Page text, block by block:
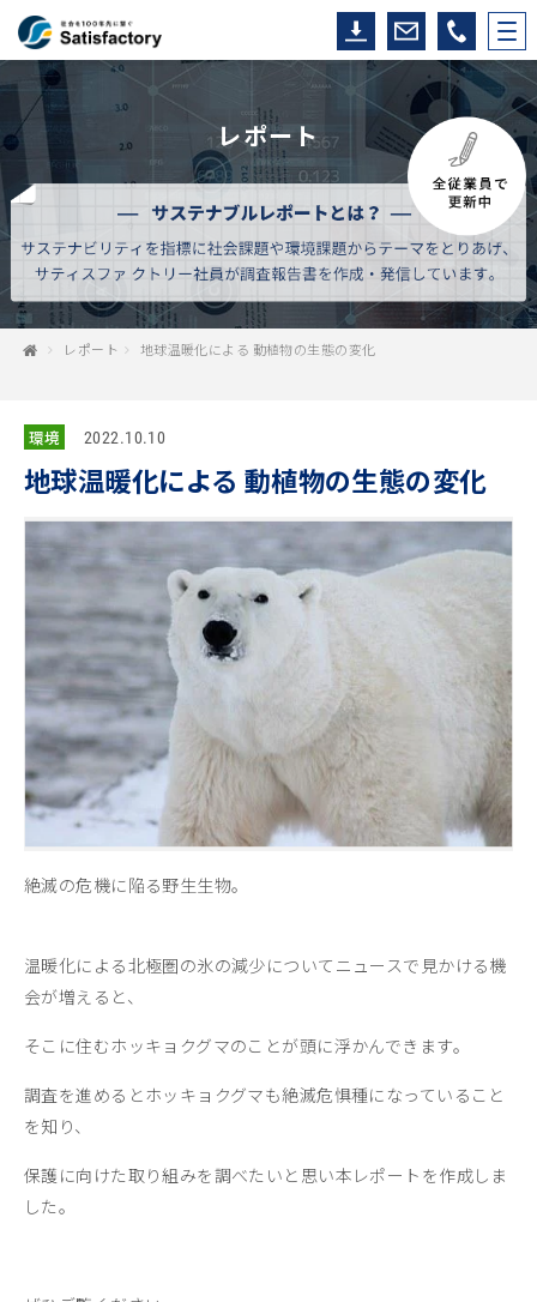
レポート
レポート 地球温暖化による 動植物の生態の変化
環境 2022.10.10
地球温暖化による 動植物の生態の変化
絶滅の危機に陥る野生生物。
温暖化による北極圏の氷の減少についてニュースで見かける機
会が増えると、
そこに住むホッキョクグマのことが頭に浮かんできます。
調査を進めるとホッキョクグマも絶滅危惧種になっていること
を知り、
保護に向けた取り組みを調べたいと思い本レポートを作成しま
した。